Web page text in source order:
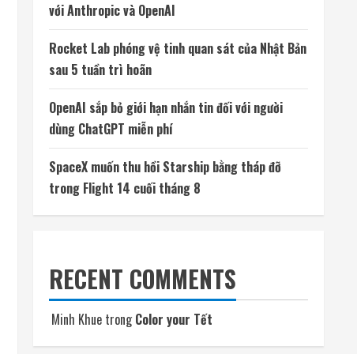
với Anthropic và OpenAI
Rocket Lab phóng vệ tinh quan sát của Nhật Bản
sau 5 tuần trì hoãn
OpenAI sắp bỏ giới hạn nhắn tin đối với người
dùng ChatGPT miễn phí
SpaceX muốn thu hồi Starship bằng tháp đỡ
trong Flight 14 cuối tháng 8
RECENT COMMENTS
Minh Khue trongColor your Tết